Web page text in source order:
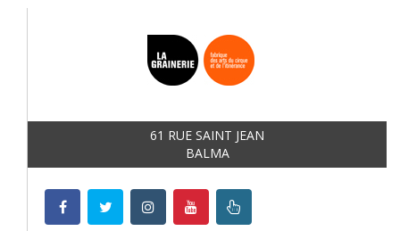
61 RUE SAINT JEAN
BALMA